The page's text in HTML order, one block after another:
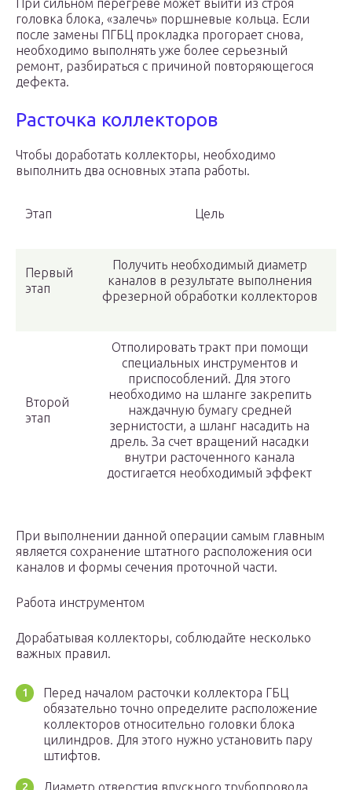
При сильном перегреве может выйти из строя
головка блока, «залечь» поршневые кольца. Если
после замены ПГБЦ прокладка прогорает снова,
необходимо выполнять уже более серьезный
ремонт, разбираться с причиной повторяющегося
дефекта.
Расточка коллекторов
Чтобы доработать коллекторы, необходимо
выполнить два основных этапа работы.
Этап Цель
Первый
этап
Получить необходимый диаметр
каналов в результате выполнения
фрезерной обработки коллекторов
Второй
этап
Отполировать тракт при помощи
специальных инструментов и
приспособлений. Для этого
необходимо на шланге закрепить
наждачную бумагу средней
зернистости, а шланг насадить на
дрель. За счет вращений насадки
внутри расточенного канала
достигается необходимый эффект
При выполнении данной операции самым главным
является сохранение штатного расположения оси
каналов и формы сечения проточной части.
Работа инструментом
Дорабатывая коллекторы, соблюдайте несколько
важных правил.
Перед началом расточки коллектора ГБЦ
обязательно точно определите расположение
коллекторов относительно головки блока
цилиндров. Для этого нужно установить пару
штифтов.
Диаметр отверстия впускного трубопровода